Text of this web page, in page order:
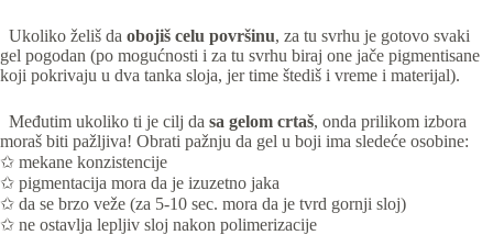
Ukoliko želiš da obojiš celu površinu, za tu svrhu je gotovo svaki
gel pogodan (po mogućnosti i za tu svrhu biraj one jače pigmentisane
koji pokrivaju u dva tanka sloja, jer time štediš i vreme i materijal).
Međutim ukoliko ti je cilj da sa gelom crtaš, onda prilikom izbora
moraš biti pažljiva! Obrati pažnju da gel u boji ima sledeće osobine:
✩ mekane konzistencije
✩ pigmentacija mora da je izuzetno jaka
✩ da se brzo veže (za 5-10 sec. mora da je tvrd gornji sloj)
✩ ne ostavlja lepljiv sloj nakon polimerizacije